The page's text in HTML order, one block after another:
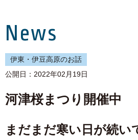
News
伊東・伊豆高原のお話
公開日：2022年02月19日
河津桜まつり開催中
まだまだ寒い日が続い